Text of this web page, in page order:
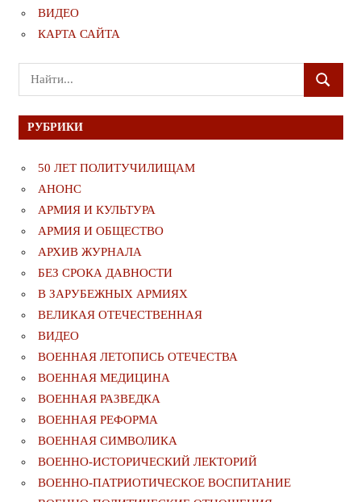
ВИДЕО
КАРТА САЙТА
Поиск
для:
ПОИСК
РУБРИКИ
50 ЛЕТ ПОЛИТУЧИЛИЩАМ
АНОНС
АРМИЯ И КУЛЬТУРА
АРМИЯ И ОБЩЕСТВО
АРХИВ ЖУРНАЛА
БЕЗ СРОКА ДАВНОСТИ
В ЗАРУБЕЖНЫХ АРМИЯХ
ВЕЛИКАЯ ОТЕЧЕСТВЕННАЯ
ВИДЕО
ВОЕННАЯ ЛЕТОПИСЬ ОТЕЧЕСТВА
ВОЕННАЯ МЕДИЦИНА
ВОЕННАЯ РАЗВЕДКА
ВОЕННАЯ РЕФОРМА
ВОЕННАЯ СИМВОЛИКА
ВОЕННО-ИСТОРИЧЕСКИЙ ЛЕКТОРИЙ
ВОЕННО-ПАТРИОТИЧЕСКОЕ ВОСПИТАНИЕ